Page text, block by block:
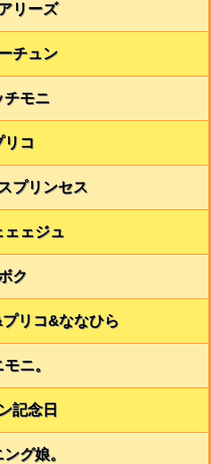
リーズ
チュン
チモニ
リコ
プリンセス
ェェジュ
ク
リコ&ななひら
モニ。
記念日
グ娘。